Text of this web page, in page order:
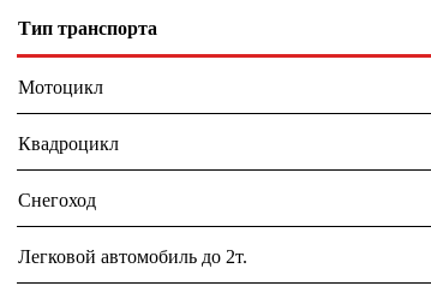
Тип транспорта
Мотоцикл
Квадроцикл
Снегоход
Легковой автомобиль до 2т.